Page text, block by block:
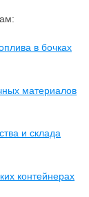
в бочках
материалов
и склада
контейнерах